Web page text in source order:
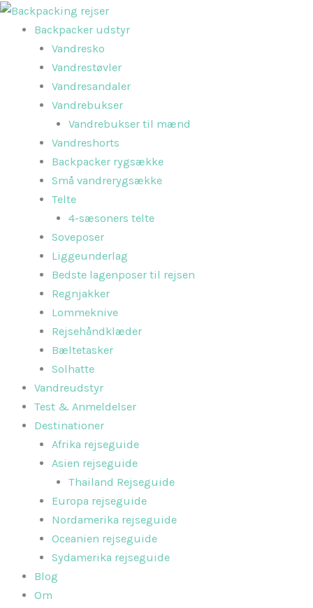
Gå
indholdet
Backpacker udstyr
Vandresko
Vandrestøvler
Vandresandaler
Vandrebukser
Vandrebukser til mænd
Vandreshorts
Backpacker rygsække
Små vandrerygsække
Telte
4-sæsoners telte
Soveposer
Liggeunderlag
Bedste lagenposer til rejsen
Regnjakker
Lommeknive
Rejsehåndklæder
Bæltetasker
Solhatte
Vandreudstyr
Test & Anmeldelser
Destinationer
Afrika rejseguide
Asien rejseguide
Thailand Rejseguide
Europa rejseguide
Nordamerika rejseguide
Oceanien rejseguide
Sydamerika rejseguide
Blog
Om